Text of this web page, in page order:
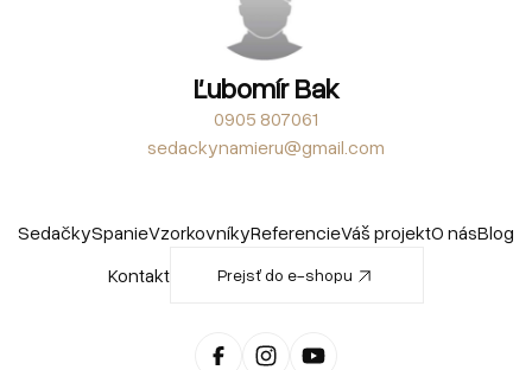
Ľubomír Bak
0905 807061
sedackynamieru@gmail.com
SedačkySpanieVzorkovníkyReferencieVáš projektO násBlog
Kontakt
Prejsť do e-shopu